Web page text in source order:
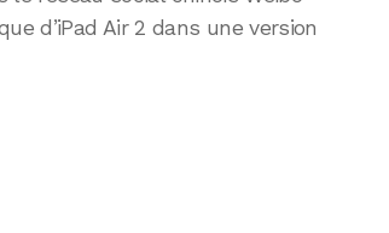
d’iPad Air 2 dans une version